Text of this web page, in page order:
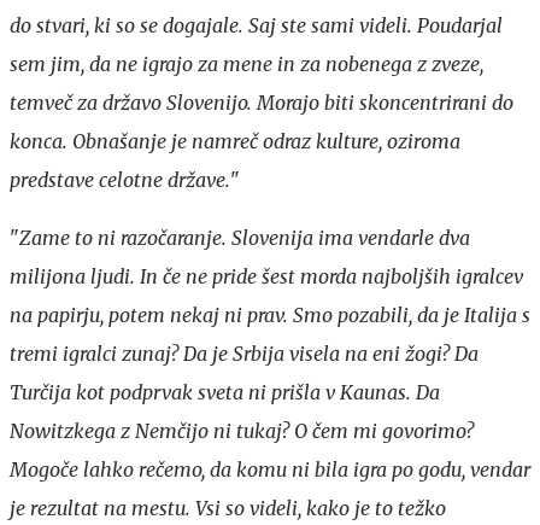
do stvari, ki so se dogajale. Saj ste sami videli. Poudarjal
sem jim, da ne igrajo za mene in za nobenega z zveze,
temveč za državo Slovenijo. Morajo biti skoncentrirani do
konca. Obnašanje je namreč odraz kulture, oziroma
predstave celotne države."
"Zame to ni razočaranje. Slovenija ima vendarle dva
milijona ljudi. In če ne pride šest morda najboljših igralcev
na papirju, potem nekaj ni prav. Smo pozabili, da je Italija s
tremi igralci zunaj? Da je Srbija visela na eni žogi? Da
Turčija kot podprvak sveta ni prišla v Kaunas. Da
Nowitzkega z Nemčijo ni tukaj? O čem mi govorimo?
Mogoče lahko rečemo, da komu ni bila igra po godu, vendar
je rezultat na mestu. Vsi so videli, kako je to težko